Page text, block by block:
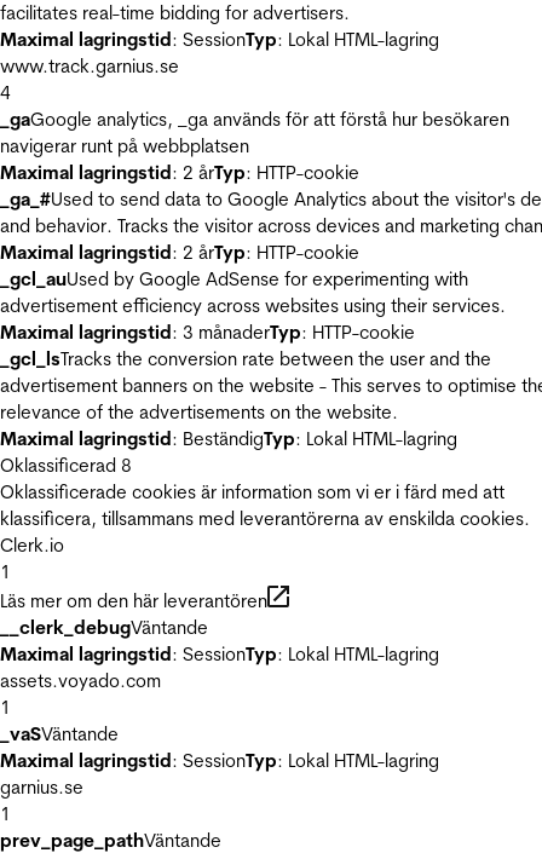
facilitates real-time bidding for advertisers.
Maximal lagringstid: SessionTyp: Lokal HTML-lagring
www.track.garnius.se
4
_gaGoogle analytics, _ga används för att förstå hur besökaren
navigerar runt på webbplatsen
Maximal lagringstid: 2 årTyp: HTTP-cookie
_ga_#Used to send data to Google Analytics about the visitor's
and behavior. Tracks the visitor across devices and marketing
Maximal lagringstid: 2 årTyp: HTTP-cookie
_gcl_auUsed by Google AdSense for experimenting with
advertisement efficiency across websites using their services.
Maximal lagringstid: 3 månaderTyp: HTTP-cookie
_gcl_lsTracks the conversion rate between the user and the
advertisement banners on the website - This serves to optimise
relevance of the advertisements on the website.
Maximal lagringstid: BeständigTyp: Lokal HTML-lagring
Oklassificerad 8
Oklassificerade cookies är information som vi er i färd med att
klassificera, tillsammans med leverantörerna av enskilda cookies.
Clerk.io
1
Läs mer om den här leverantören
__clerk_debugVäntande
Maximal lagringstid: SessionTyp: Lokal HTML-lagring
assets.voyado.com
1
_vaSVäntande
Maximal lagringstid: SessionTyp: Lokal HTML-lagring
garnius.se
1
prev_page_pathVäntande